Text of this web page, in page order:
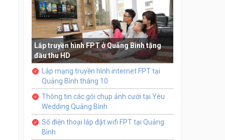
Lắp truyền hình FPT ở Quảng Bình tặng
đầu thu HD
Lắp mạng truyền hình internet FPT tại
Quảng Bình tháng 10
Thông tin các gói chụp ảnh cưới tại Yêu
Wedding Quảng Bình
Số điện thoại lắp đặt wifi FPT tại Quảng
Bình